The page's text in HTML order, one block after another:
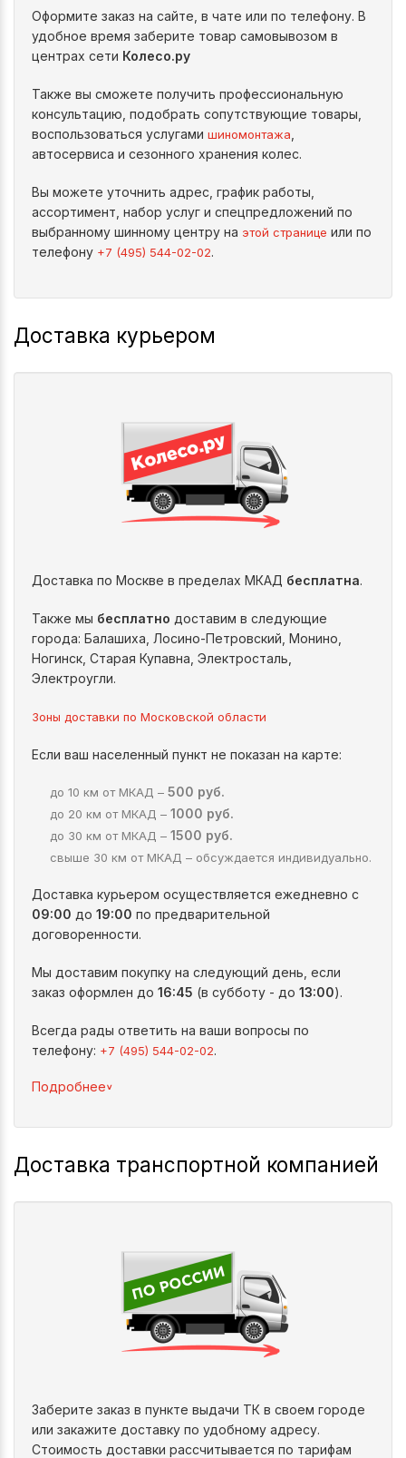
Оформите заказ на сайте, в чате или по телефону. В
удобное время заберите товар самовывозом в
центрах сети Колесо.ру
Также вы сможете получить профессиональную
консультацию, подобрать сопутствующие товары,
воспользоваться услугами шиномонтажа
автосервиса и сезонного хранения колес.
Вы можете уточнить адрес, график работы,
ассортимент, набор услуг и спецпредложений по
выбранному шинному центру на этой странице или по
телефону +7 (495) 544-02-02.
Доставка курьером
Доставка по Москве в пределах МКАД бесплатна.
Также мы бесплатно доставим в следующие
города: Балашиха, Лосино-Петровский, Монино,
Ногинск, Старая Купавна, Электросталь,
Электроугли.
Зоны доставки по Московской области
Если ваш населенный пункт не показан на карте:
до 10 км от МКАД – 500 руб.
до 20 км от МКАД – 1000 руб.
до 30 км от МКАД – 1500 руб.
свыше 30 км от МКАД – обсуждается индивидуально.
Доставка курьером осуществляется ежедневно с
09:00 до 19:00 по предварительной
договоренности.
Мы доставим покупку на следующий день, если
заказ оформлен до 16:45 (в субботу - до 13:00).
Всегда рады ответить на ваши вопросы по
телефону: +7 (495) 544-02-02.
Подробнее^
Доставка транспортной компанией
Заберите заказ в пункте выдачи ТК в своем городе
или закажите доставку по удобному адресу.
Стоимость доставки рассчитывается по тарифам